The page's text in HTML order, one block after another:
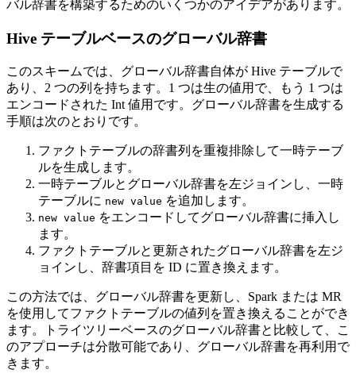
バル辞書を構築するためのいくつかのアイデアがあります。
Hive テーブルベースのグローバル辞書
このスキームでは、グローバル辞書自体が Hive テーブルで
あり、2 つの列を持ちます。1 つは生の値用で、もう 1 つは
エンコードされた Int 値用です。グローバル辞書を生成する
手順は次のとおりです。
ファクトテーブルの辞書列を重複排除して一時テーブ
ルを生成します。
一時テーブルとグローバル辞書を左ジョインし、一時
テーブルに new value を追加します。
new value をエンコードしてグローバル辞書に挿入し
ます。
ファクトテーブルと更新されたグローバル辞書を左ジ
ョインし、辞書項目を ID に置き換えます。
この方法では、グローバル辞書を更新し、Spark または MR
を使用してファクトテーブルの値列を置き換えることができ
ます。トライツリーベースのグローバル辞書と比較して、こ
のアプローチは分散可能であり、グローバル辞書を再利用で
きます。